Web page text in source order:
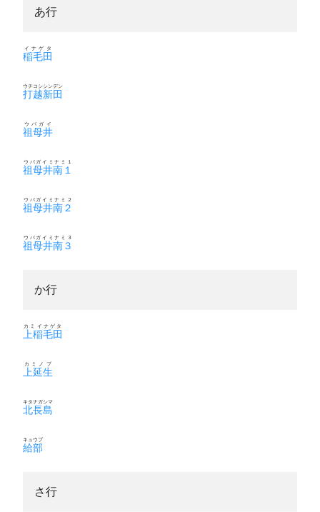
あ行
稲毛田
イナゲタ
打越新田
ウチコシシンデン
祖母井
ウバガイ
祖母井南１
ウバガイミナミ１
祖母井南２
ウバガイミナミ２
祖母井南３
ウバガイミナミ３
か行
上稲毛田
カミイナゲタ
上延生
カミノブ
北長島
キタナガシマ
給部
キュウブ
さ行